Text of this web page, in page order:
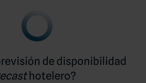
de disponibilidad
hotelero?